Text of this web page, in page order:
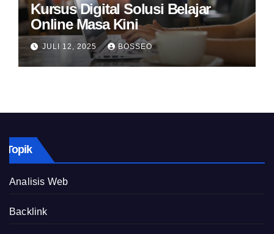
Kursus Digital Solusi Belajar
Online Masa Kini
JULI 12, 2025 BOSSEO
Topik
Analisis Web
Backlink